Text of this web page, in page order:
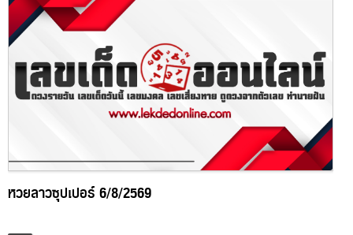
หวยลาวซุปเปอร์ 6/8/2569